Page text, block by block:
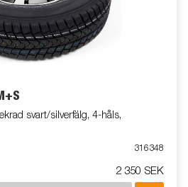
svart/silverfälg, 4-håls,
316348
2 350 SEK